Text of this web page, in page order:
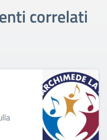
correlati